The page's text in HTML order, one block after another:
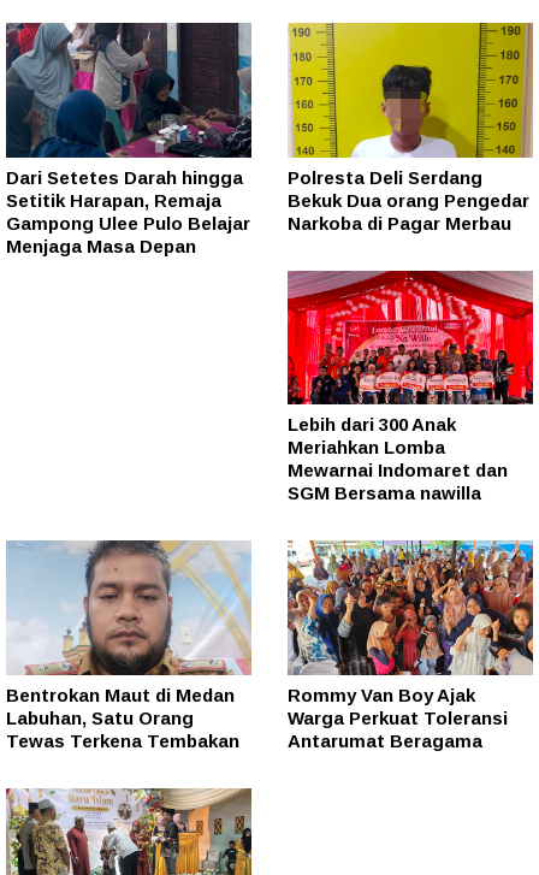
Dari Setetes Darah hingga
Setitik Harapan, Remaja
Gampong Ulee Pulo Belajar
Menjaga Masa Depan
Polresta Deli Serdang
Bekuk Dua orang Pengedar
Narkoba di Pagar Merbau
Lebih dari 300 Anak
Meriahkan Lomba
Mewarnai Indomaret dan
SGM Bersama nawilla
Bentrokan Maut di Medan
Labuhan, Satu Orang
Tewas Terkena Tembakan
Rommy Van Boy Ajak
Warga Perkuat Toleransi
Antarumat Beragama